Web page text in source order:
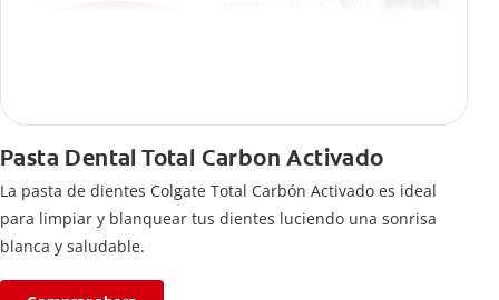
Pasta Dental Total Carbon Activado
La pasta de dientes Colgate Total Carbón Activado es ideal
para limpiar y blanquear tus dientes luciendo una sonrisa
blanca y saludable.